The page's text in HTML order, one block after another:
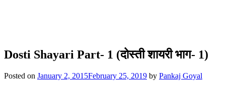
Dosti Shayari Part- 1 (दोस्ती शायरी भाग- 1)
Posted on January 2, 2015February 25, 2019 by Pankaj Goyal